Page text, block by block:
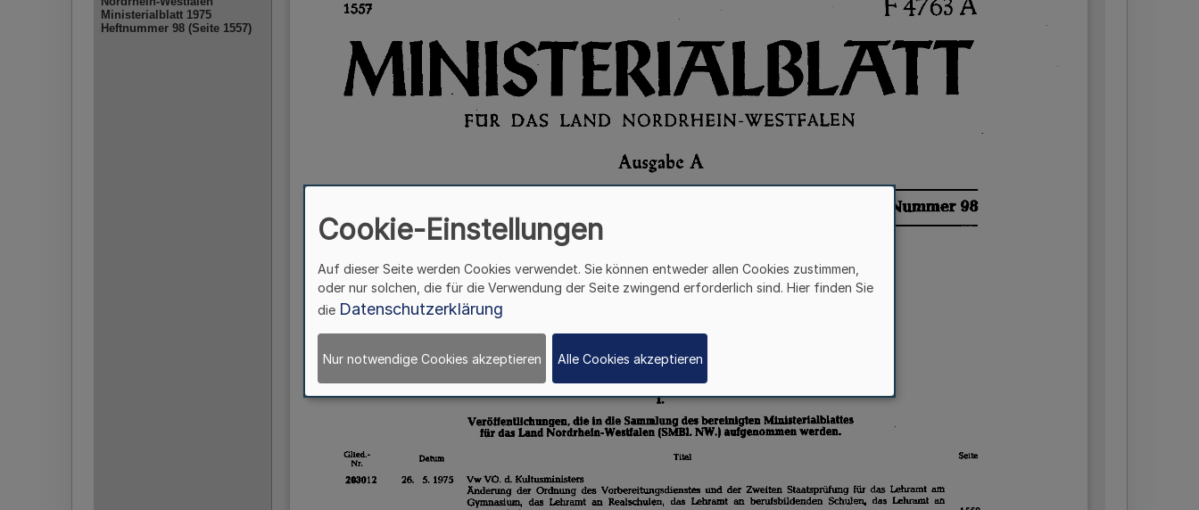
Cookie-Einstellungen
Auf dieser Seite werden Cookies verwendet. Sie können entweder allen Cookies zustimmen,
oder nur solchen, die für die Verwendung der Seite zwingend erforderlich sind. Hier finden Sie
die Datenschutzerklärung
Nur notwendige Cookies akzeptieren Alle Cookies akzeptieren